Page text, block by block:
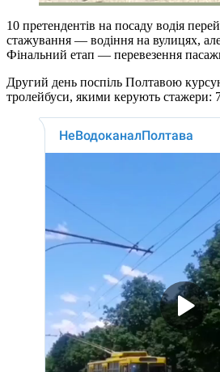
10 претендентів на посаду водія
стажування — водіння на вулицях,
Фінальний етап — перевезення
Другий день поспіль Полтавою
тролейбуси, якими керують стажери: